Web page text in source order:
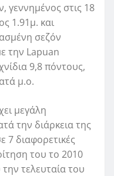
γεννημένος στις 18
1.91μ. και
σεζόν
την Lapuan
9,8 πόντους,
μ.ο.
μεγάλη
την διάρκεια της
7 διαφορετικές
του το 2010
τελευταία του